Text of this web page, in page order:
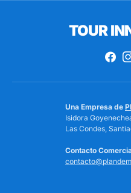
TOUR
Una Empresa de
Isidora
Las Condes,
Contacto